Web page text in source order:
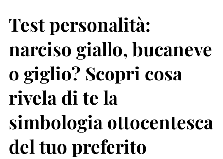
Test personalità:
narciso giallo, bucaneve
o giglio? Scopri cosa
rivela di te la
simbologia ottocentesca
del tuo preferito